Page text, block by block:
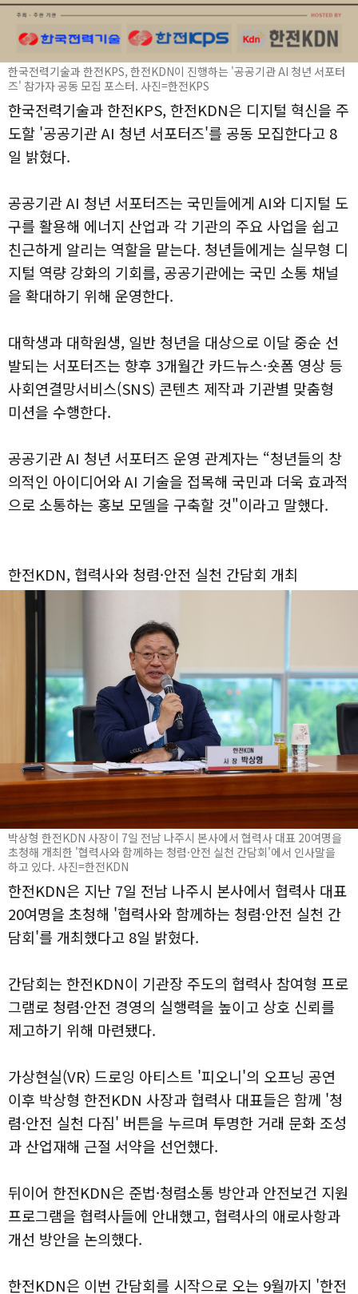
한국전력기술과 한전KPS, 한전KDN이 진행하는 '공공기관 AI 청년 서포터
즈' 참가자 공동 모집 포스터. 사진=한전KPS
한국전력기술과 한전KPS, 한전KDN은 디지털 혁신을 주
도할 '공공기관 AI 청년 서포터즈'를 공동 모집한다고 8
일 밝혔다.
공공기관 AI 청년 서포터즈는 국민들에게 AI와 디지털 도
구를 활용해 에너지 산업과 각 기관의 주요 사업을 쉽고
친근하게 알리는 역할을 맡는다. 청년들에게는 실무형 디
지털 역량 강화의 기회를, 공공기관에는 국민 소통 채널
을 확대하기 위해 운영한다.
대학생과 대학원생, 일반 청년을 대상으로 이달 중순 선
발되는 서포터즈는 향후 3개월간 카드뉴스·숏폼 영상 등
사회연결망서비스(SNS) 콘텐츠 제작과 기관별 맞춤형
미션을 수행한다.
공공기관 AI 청년 서포터즈 운영 관계자는 “청년들의 창
의적인 아이디어와 AI 기술을 접목해 국민과 더욱 효과적
으로 소통하는 홍보 모델을 구축할 것"이라고 말했다.
한전KDN, 협력사와 청렴·안전 실천 간담회 개최
박상형 한전KDN 사장이 7일 전남 나주시 본사에서 협력사 대표 20여명을
초청해 개최한 '협력사와 함께하는 청렴·안전 실천 간담회'에서 인사말을
하고 있다. 사진=한전KDN
한전KDN은 지난 7일 전남 나주시 본사에서 협력사 대표
20여명을 초청해 '협력사와 함께하는 청렴·안전 실천 간
담회'를 개최했다고 8일 밝혔다.
간담회는 한전KDN이 기관장 주도의 협력사 참여형 프로
그램로 청렴·안전 경영의 실행력을 높이고 상호 신뢰를
제고하기 위해 마련됐다.
가상현실(VR) 드로잉 아티스트 '피오니'의 오프닝 공연
이후 박상형 한전KDN 사장과 협력사 대표들은 함께 '청
렴·안전 실천 다짐' 버튼을 누르며 투명한 거래 문화 조성
과 산업재해 근절 서약을 선언했다.
뒤이어 한전KDN은 준법·청렴소통 방안과 안전보건 지원
프로그램을 협력사들에 안내했고, 협력사의 애로사항과
개선 방안을 논의했다.
한전KDN은 이번 간담회를 시작으로 오는 9월까지 '한전